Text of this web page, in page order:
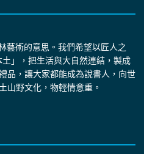
藝術的意思。我們希望以匠人之
土」，把生活與大自然連結，製成
品，讓大家都能成為說書人，向世
山野文化，物輕情意重。